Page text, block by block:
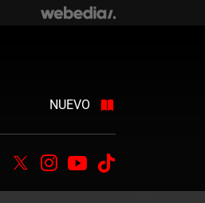
NUEVO
Facebook
TwitterInstagram
Youtube